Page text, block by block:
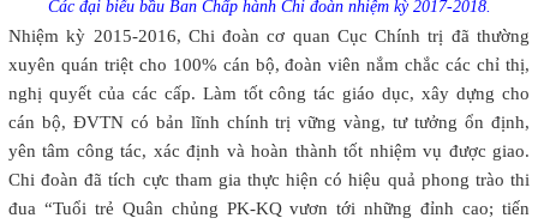
Các đại biểu bầu Ban Chấp hành Chi đoàn nhiệm kỳ 2017-2018.
Nhiệm kỳ 2015-2016, Chi đoàn cơ quan Cục Chính trị đã thường
xuyên quán triệt cho 100% cán bộ, đoàn viên nắm chắc các chỉ thị,
nghị quyết của các cấp. Làm tốt công tác giáo dục, xây dựng cho
cán bộ, ĐVTN có bản lĩnh chính trị vững vàng, tư tưởng ổn định,
yên tâm công tác, xác định và hoàn thành tốt nhiệm vụ được giao.
Chi đoàn đã tích cực tham gia thực hiện có hiệu quả phong trào thi
đua “Tuổi trẻ Quân chủng PK-KQ vươn tới những đỉnh cao; tiến